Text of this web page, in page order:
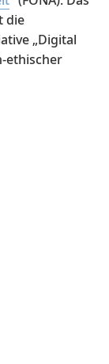
die
„Digital
ethischer